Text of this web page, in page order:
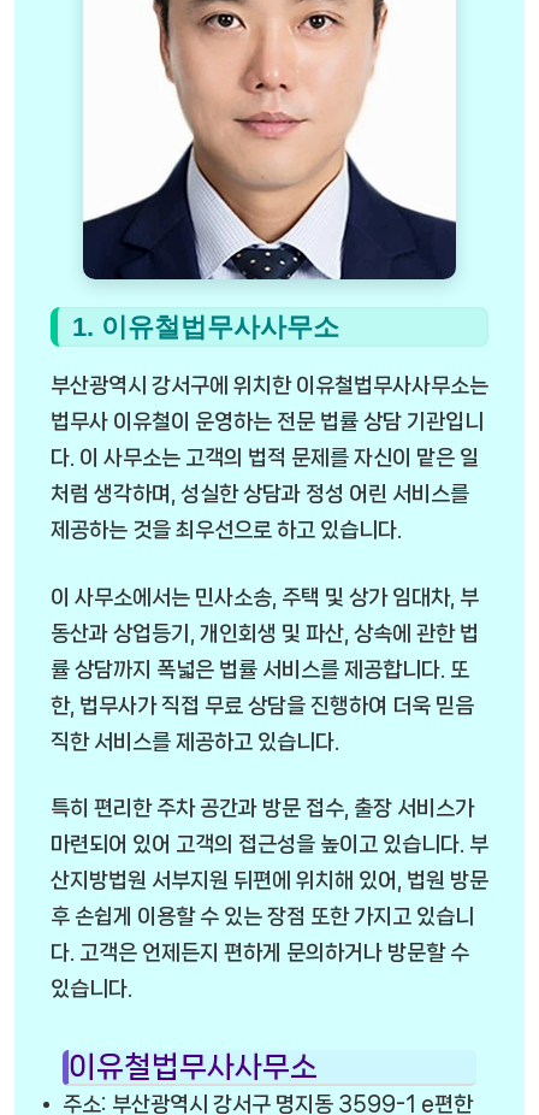
1. 이유철법무사사무소
부산광역시 강서구에 위치한 이유철법무사사무소는
법무사 이유철이 운영하는 전문 법률 상담 기관입니
다. 이 사무소는 고객의 법적 문제를 자신이 맡은 일
처럼 생각하며, 성실한 상담과 정성 어린 서비스를
제공하는 것을 최우선으로 하고 있습니다.
이 사무소에서는 민사소송, 주택 및 상가 임대차, 부
동산과 상업등기, 개인회생 및 파산, 상속에 관한 법
률 상담까지 폭넓은 법률 서비스를 제공합니다. 또
한, 법무사가 직접 무료 상담을 진행하여 더욱 믿음
직한 서비스를 제공하고 있습니다.
특히 편리한 주차 공간과 방문 접수, 출장 서비스가
마련되어 있어 고객의 접근성을 높이고 있습니다. 부
산지방법원 서부지원 뒤편에 위치해 있어, 법원 방문
후 손쉽게 이용할 수 있는 장점 또한 가지고 있습니
다. 고객은 언제든지 편하게 문의하거나 방문할 수
있습니다.
이유철법무사사무소
주소: 부산광역시 강서구 명지동 3599-1 e편한